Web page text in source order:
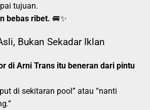
tujuan.
bebas ribet. 🚐✨
Bukan Sekadar Iklan
di Arni Trans itu beneran dari pintu
di sekitaran pool” atau “nanti